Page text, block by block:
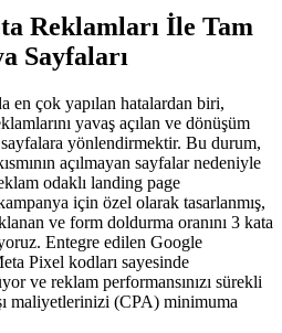
Reklamları İle Tam
Sayfaları
en çok yapılan hatalardan biri,
yavaş açılan ve dönüşüm
sayfalara yönlendirmektir. Bu durum,
açılmayan sayfalar nedeniyle
odaklı landing page
için özel olarak tasarlanmış,
ve form doldurma oranını 3 kata
Entegre edilen Google
Pixel kodları sayesinde
ve reklam performansınızı sürekli
maliyetlerinizi (CPA) minimuma